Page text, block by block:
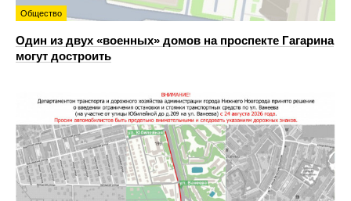
Общество
Один из двух «военных» домов на проспекте Гагарина
могут достроить